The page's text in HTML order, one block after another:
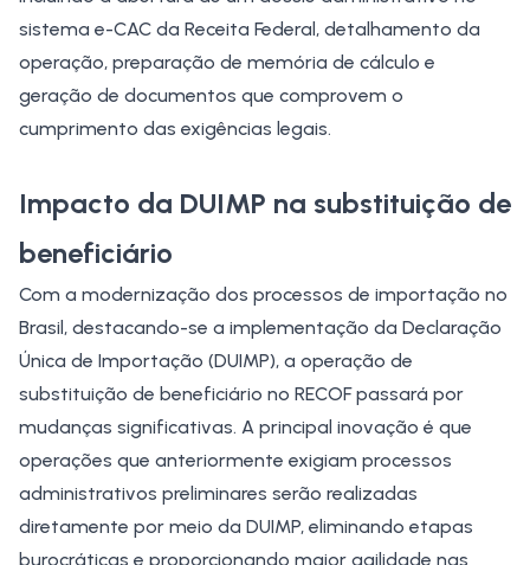
sistema e-CAC da Receita Federal, detalhamento da
operação, preparação de memória de cálculo e
geração de documentos que comprovem o
cumprimento das exigências legais.
Impacto da DUIMP na substituição de
beneficiário
Com a modernização dos processos de importação no
Brasil, destacando-se a implementação da Declaração
Única de Importação (DUIMP), a operação de
substituição de beneficiário no RECOF passará por
mudanças significativas. A principal inovação é que
operações que anteriormente exigiam processos
administrativos preliminares serão realizadas
diretamente por meio da DUIMP, eliminando etapas
burocráticas e proporcionando maior agilidade nas